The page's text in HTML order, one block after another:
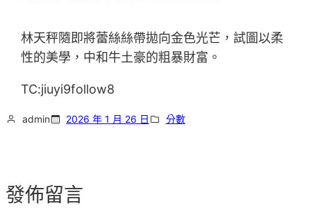
林天秤隨即將蕾絲絲帶拋向金色光芒，試圖以柔
性的美學，中和牛土豪的粗暴財富。
TC:jiuyi9follow8
admin 2026 年 1 月 26 日 分數
發佈留言